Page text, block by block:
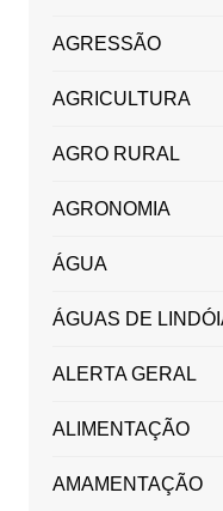
AGRESSÃO
AGRICULTURA
AGRO RURAL
AGRONOMIA
ÁGUA
ÁGUAS DE
ALERTA GERAL
ALIMENTAÇÃO
AMAMENTAÇÃO